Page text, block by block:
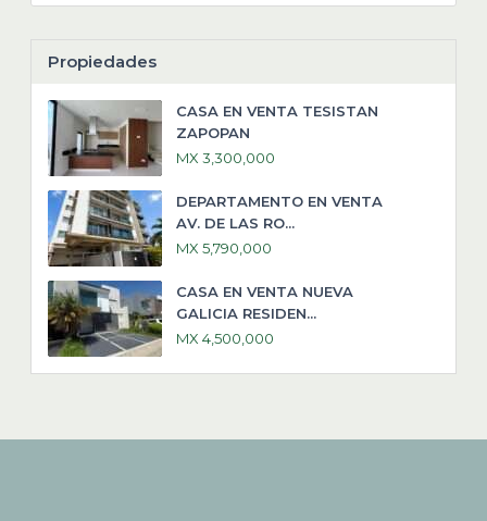
Propiedades
CASA EN VENTA TESISTAN
ZAPOPAN
MX 3,300,000
DEPARTAMENTO EN VENTA
AV. DE LAS RO...
MX 5,790,000
CASA EN VENTA NUEVA
GALICIA RESIDEN...
MX 4,500,000